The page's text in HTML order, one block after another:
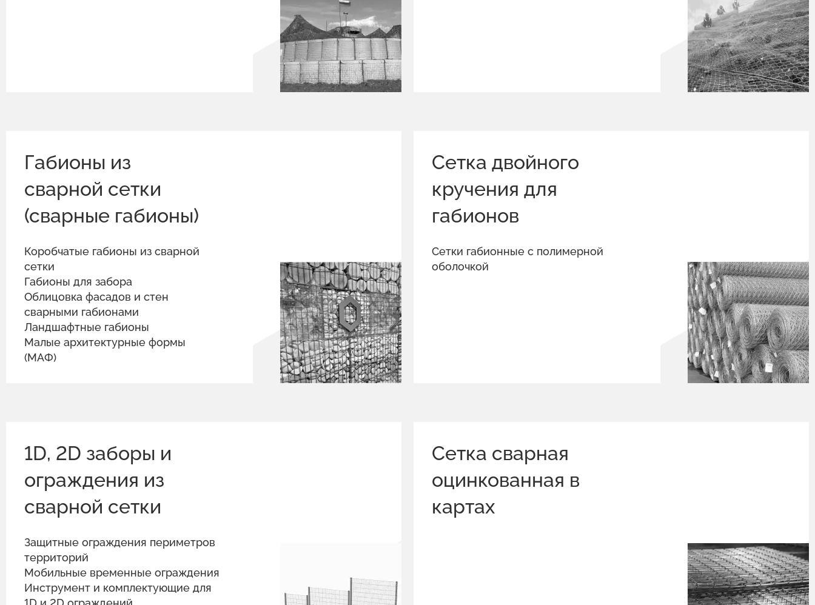
Габионы из
сварной сетки
(сварные габионы)
Коробчатые габионы из сварной
сетки
Габионы для забора
Облицовка фасадов и стен
сварными габионами
Ландшафтные габионы
Малые архитектурные формы
(МАФ)
Сетка двойного
кручения для
габионов
Сетки габионные с полимерной
оболочкой
1D, 2D заборы и
ограждения из
сварной сетки
Защитные ограждения периметров
территорий
Мобильные временные ограждения
Инструмент и комплектующие для
Сетка сварная
оцинкованная в
картах